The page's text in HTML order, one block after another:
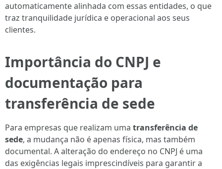
automaticamente alinhada com essas entidades, o que
traz tranquilidade jurídica e operacional aos seus
clientes.
Importância do CNPJ e
documentação para
transferência de sede
Para empresas que realizam uma transferência de
sede, a mudança não é apenas física, mas também
documental. A alteração do endereço no CNPJ é uma
das exigências legais imprescindíveis para garantir a